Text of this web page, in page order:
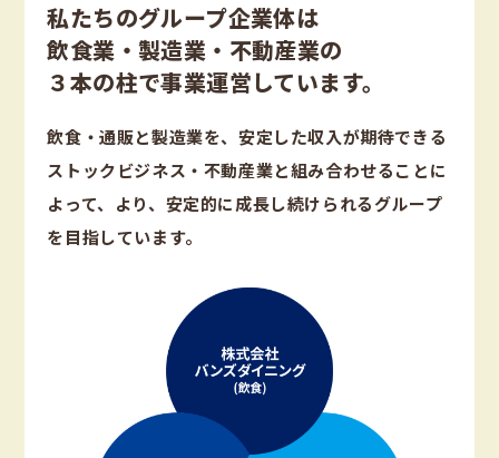
私たちのグループ企業体は
飲食業・製造業・不動産業の
３本の柱で事業運営しています。
飲食・通販と製造業を、安定した収入が期待できる
ストックビジネス・不動産業と組み合わせることに
よって、より、安定的に成長し続けられるグループ
を目指しています。